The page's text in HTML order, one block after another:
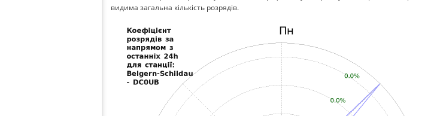
видима загальна кількість розрядів.